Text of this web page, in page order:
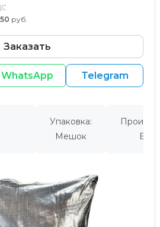
руб.
Заказать
WhatsApp Telegram
Упаковка:
Мешок